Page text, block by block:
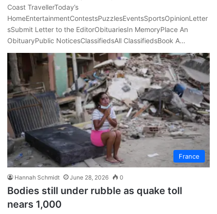
Coast TravellerToday’s
HomeEntertainmentContestsPuzzlesEventsSportsOpinionLetter
sSubmit Letter to the EditorObituariesIn MemoryPlace An
ObituaryPublic NoticesClassifiedsAll ClassifiedsBook A…
France
Hannah Schmidt June 28, 2026 0
Bodies still under rubble as quake toll
nears 1,000